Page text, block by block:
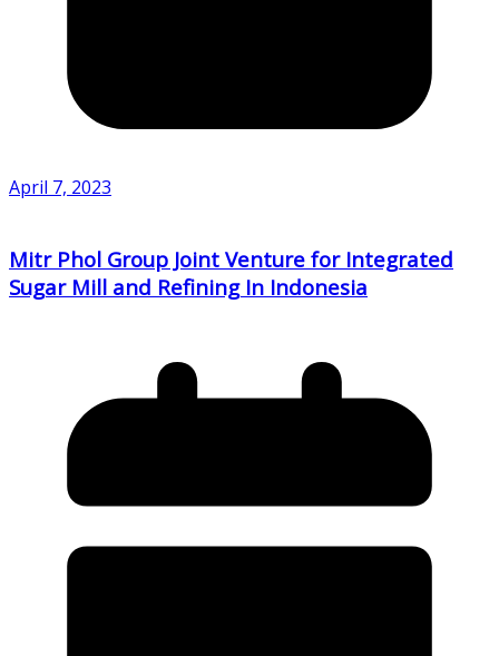
April 7, 2023
Mitr Phol Group Joint Venture for Integrated
Sugar Mill and Refining In Indonesia